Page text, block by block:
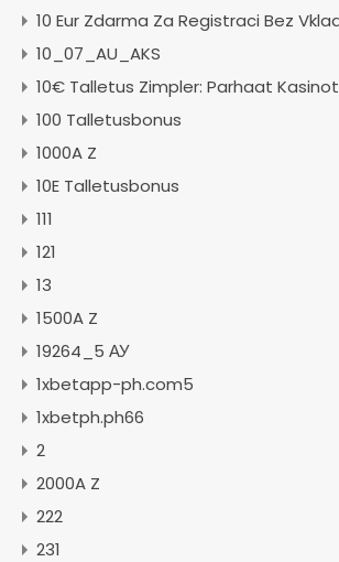
10 Eur Zdarma Za Registraci Bez
10_07_AU_AKS
10€ Talletus Zimpler: Parhaat
100 Talletusbonus
1000A Z
10E Talletusbonus
111
121
13
1500A Z
19264_5 АУ
1xbetapp-ph.com5
1xbetph.ph66
2
2000A Z
222
231